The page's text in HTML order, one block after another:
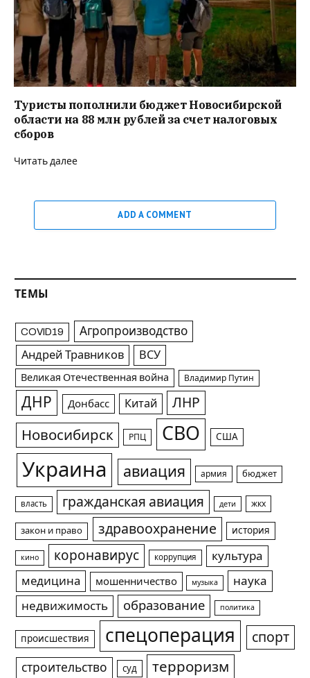
Туристы пополнили бюджет Новосибирской
области на 88 млн рублей за счет налоговых
сборов
Читать далее
ADD A COMMENT
ТЕМЫ
COVID19 Агропроизводство
Андрей Травников ВСУ
Великая Отечественная война Владимир Путин
ДНР Донбасс Китай ЛНР
Новосибирск РПЦ СВО США
Украина авиация армия бюджет
власть гражданская авиация дети жкх
закон и право здравоохранение история
кино коронавирус коррупция
культура
медицина
мошенничество музыка
наука
недвижимость
образование политика
происшествия спецоперация спорт
строительство суд терроризм